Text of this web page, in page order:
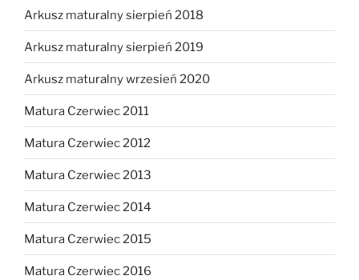
Arkusz maturalny sierpień 2018
Arkusz maturalny sierpień 2019
Arkusz maturalny wrzesień 2020
Matura Czerwiec 2011
Matura Czerwiec 2012
Matura Czerwiec 2013
Matura Czerwiec 2014
Matura Czerwiec 2015
Matura Czerwiec 2016